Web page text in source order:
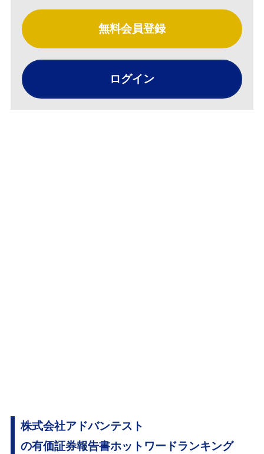
無料会員登録
ログイン
株式会社アドバンテスト
の有価証券報告書ホットワードランキング